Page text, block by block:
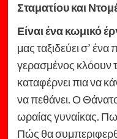
Σταματίου και
Είναι ένα κωμικό
μας ταξιδεύει σ’
γερασμένος κλόουν
καταφέρνει πια να
να πεθάνει. Ο
ωραίας γυναίκας.
Πώς θα